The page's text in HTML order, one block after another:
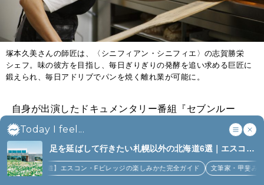
Today I feel...
足を延ばして行きたい札幌以外の北海道6選｜エスコン
フィールド、花咲線、ニセコほか (6)
エスコン・Fビレッジの楽しみかた完全ガイド 文筆家・甲斐みのりさんが行く花咲
塚本久美さんの師匠は、〈シニフィアン・シニフィエ〉の志賀勝栄
シェフ。味の彼方を目指し、毎日ぎりぎりの発酵を追い求める巨匠に
鍛えられ、毎日アドリブでパンを焼く離れ業が可能に。
自身が出演したドキュメンタリー番組『セブンルー
ル』放映の間も、塚本久美さんは仕事に追われて、そ
れを見るどころではなかった。放送終了後にパソコン
を開くと、約5,000件に及ぶ通販の申し込み。彼女が作
れるキャパは1日14件分で、1年に1,000件送っても5年
かかる。待たせていることを塚本さんは悩んでいる